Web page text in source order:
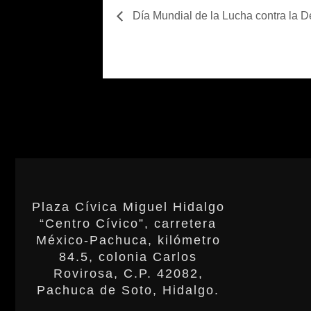
Día Mundial de la Lucha contra la
Plaza Cívica Miguel Hidalgo
“Centro Cívico”, carretera
México-Pachuca, kilómetro
84.5, colonia Carlos
Rovirosa, C.P. 42082,
Pachuca de Soto, Hidalgo.